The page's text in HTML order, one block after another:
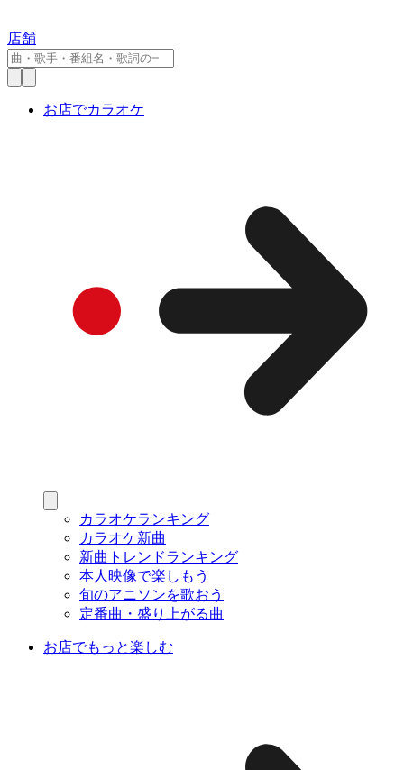
店舗
お店でカラオケ
カラオケランキング
カラオケ新曲
新曲トレンドランキング
本人映像で楽しもう
旬のアニソンを歌おう
定番曲・盛り上がる曲
お店でもっと楽しむ